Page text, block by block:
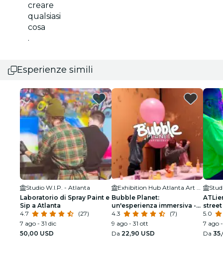
creare
qualsiasi
cosa
.
Esperienze simili
Studio W.I.P. - Atlanta
Laboratorio di Spray Paint e
Sip a Atlanta
4.7
(27)
7 ago - 31 dic
50,00 USD
Exhibition Hub Atlanta Art Center
Bubble Planet:
un'esperienza immersiva -
Festa di compleanno
4.3
(7)
9 ago - 31 ott
Da 22,90 USD
5.0
7 ago
Da